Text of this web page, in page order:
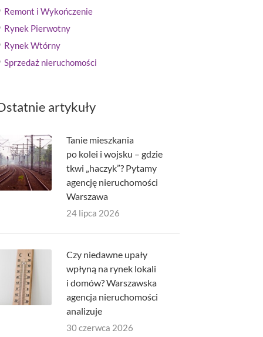
Remont i Wykończenie
Rynek Pierwotny
Rynek Wtórny
Sprzedaż nieruchomości
artykuły
Tanie mieszkania
po kolei i wojsku – gdzie
tkwi „haczyk”? Pytamy
agencję nieruchomości
Warszawa
24 lipca 2026
Czy niedawne upały
wpłyną na rynek lokali
i domów? Warszawska
agencja nieruchomości
analizuje
30 czerwca 2026